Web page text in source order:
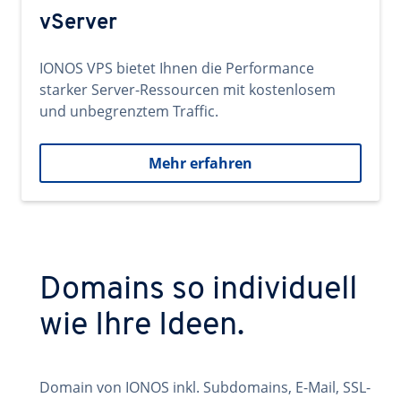
vServer
IONOS VPS bietet Ihnen die Performance
starker Server-Ressourcen mit kostenlosem
und unbegrenztem Traffic.
Mehr erfahren
Domains so individuell
wie Ihre Ideen.
Domain von IONOS inkl. Subdomains, E-Mail, SSL-